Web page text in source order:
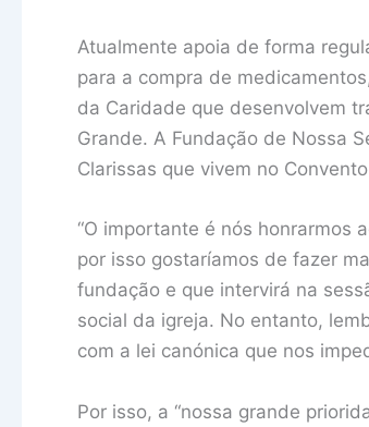
Atualmente apoia de forma
para a compra de
da Caridade que desenvolvem
Grande. A Fundação de Nossa
Clarissas que vivem no
“O importante é nós honrarmos
por isso gostaríamos de fazer
fundação e que intervirá na
social da igreja. No entanto,
com a lei canónica que nos
Por isso, a “nossa grande